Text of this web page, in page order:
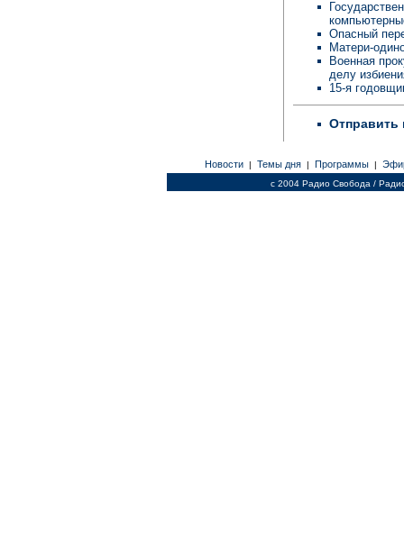
Опасный
Матери-
Военная
делу
15-я
Отправить
Новости | Темы дня | Программы |
c 2004 Радио Свобода /